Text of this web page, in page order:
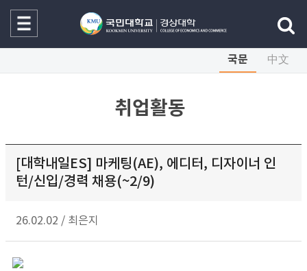
국문 中文
취업활동
[대학내일ES] 마케팅(AE), 에디터, 디자이너 인
턴/신입/경력 채용(~2/9)
26.02.02 / 최은지